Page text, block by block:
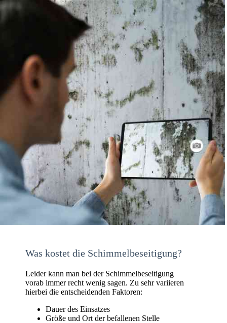
Was kostet die Schimmelbeseitigung?
Leider kann man bei der Schimmelbeseitigung
vorab immer recht wenig sagen. Zu sehr variieren
hierbei die entscheidenden Faktoren:
Dauer des Einsatzes
Größe und Ort der befallenen Stelle